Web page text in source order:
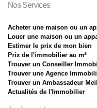
Nos Services
Acheter une maison ou un
Louer une maison ou un
Estimer le prix de mon bien
Prix de l'immobilier au m²
Trouver un Conseiller
Trouver une Agence
Trouver un Ambassadeur
Actualités de l'Immobilier